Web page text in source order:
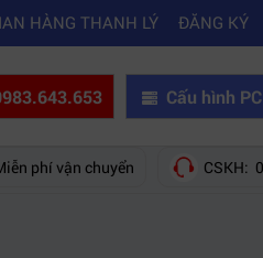
|Mách bạn 5 cách khắc phục
HÀNG THANH LÝ ĐĂNG KÝ
Cấu hình PC
phí vận chuyển CSKH: